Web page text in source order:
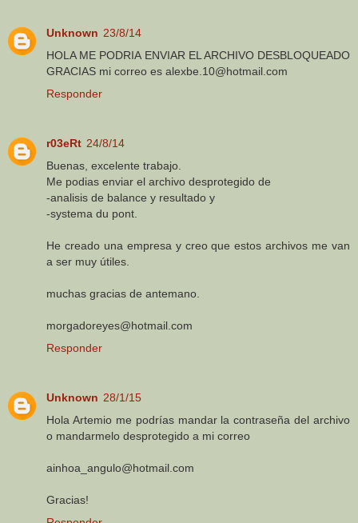
Unknown 23/8/14
HOLA ME PODRIA ENVIAR EL ARCHIVO DESBLOQUEADO
GRACIAS mi correo es alexbe.10@hotmail.com
Responder
r03eRt 24/8/14
Buenas, excelente trabajo.
Me podias enviar el archivo desprotegido de
-analisis de balance y resultado y
-systema du pont.
He creado una empresa y creo que estos archivos me van
a ser muy útiles.
muchas gracias de antemano.
morgadoreyes@hotmail.com
Responder
Unknown 28/1/15
Hola Artemio me podrías mandar la contraseña del archivo
o mandarmelo desprotegido a mi correo
ainhoa_angulo@hotmail.com
Gracias!